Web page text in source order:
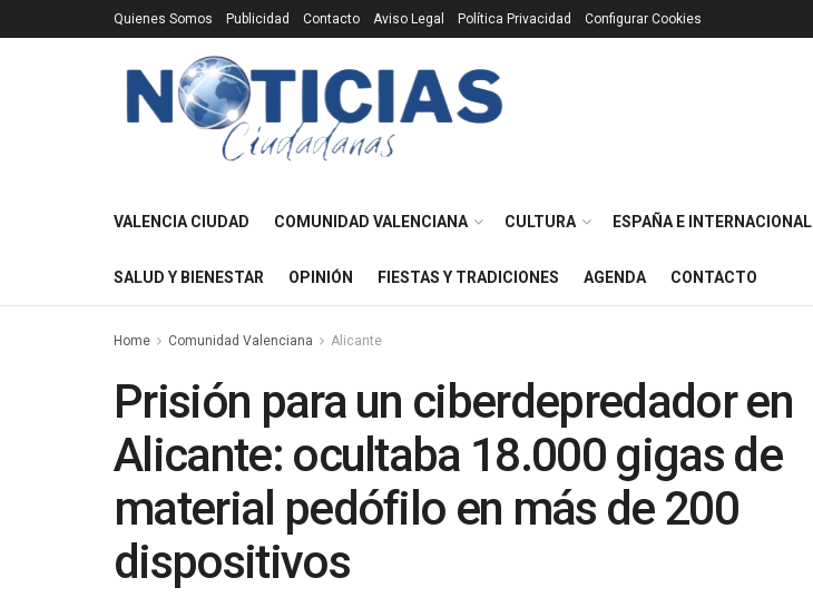
Quienes Somos Publicidad Contacto Aviso Legal Política Privacidad Configurar Cookies
VALENCIA CIUDAD COMUNIDAD VALENCIANA CULTURA ESPAÑA E INTERNACIONAL
SALUD Y BIENESTAR OPINIÓN FIESTAS Y TRADICIONES AGENDA CONTACTO
Home Comunidad Valenciana Alicante
Prisión para un ciberdepredador en
Alicante: ocultaba 18.000 gigas de
material pedófilo en más de 200
dispositivos